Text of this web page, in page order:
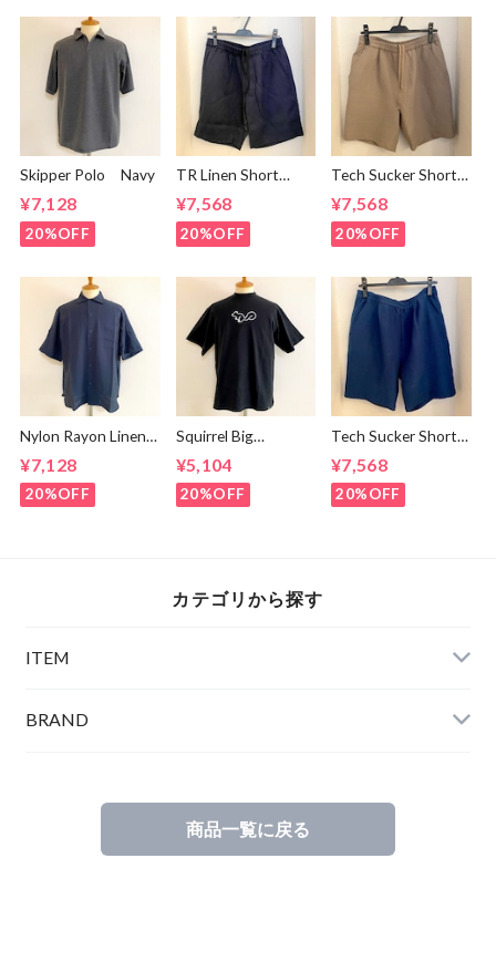
Skipper Polo Navy
¥7,128
20%OFF
TR Linen Short
Pants Navy
¥7,568
20%OFF
Tech Sucker Short
Pants Greige
¥7,568
20%OFF
Nylon Rayon Linen
One Up Collar S/S
Shirts Navy
¥7,128
20%OFF
Squirrel Big
shirts Black /
White
¥5,104
20%OFF
Tech Sucker Short
¥7,568
20%OFF
カテゴリから探す
ITEM
BRAND
商品一覧に戻る